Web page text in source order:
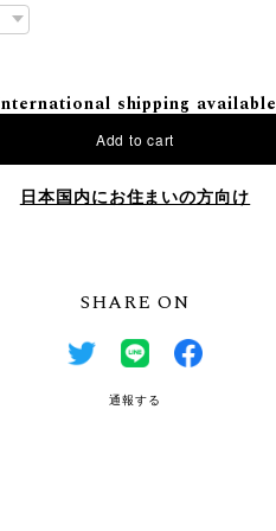
shipping available
Add to cart
日本国内にお住まいの方向け
SHARE ON
通報する